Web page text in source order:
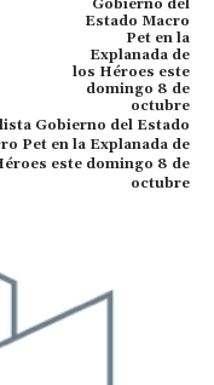
Gobierno del Estado
Pet en la Explanada de
este domingo 8 de
octubre